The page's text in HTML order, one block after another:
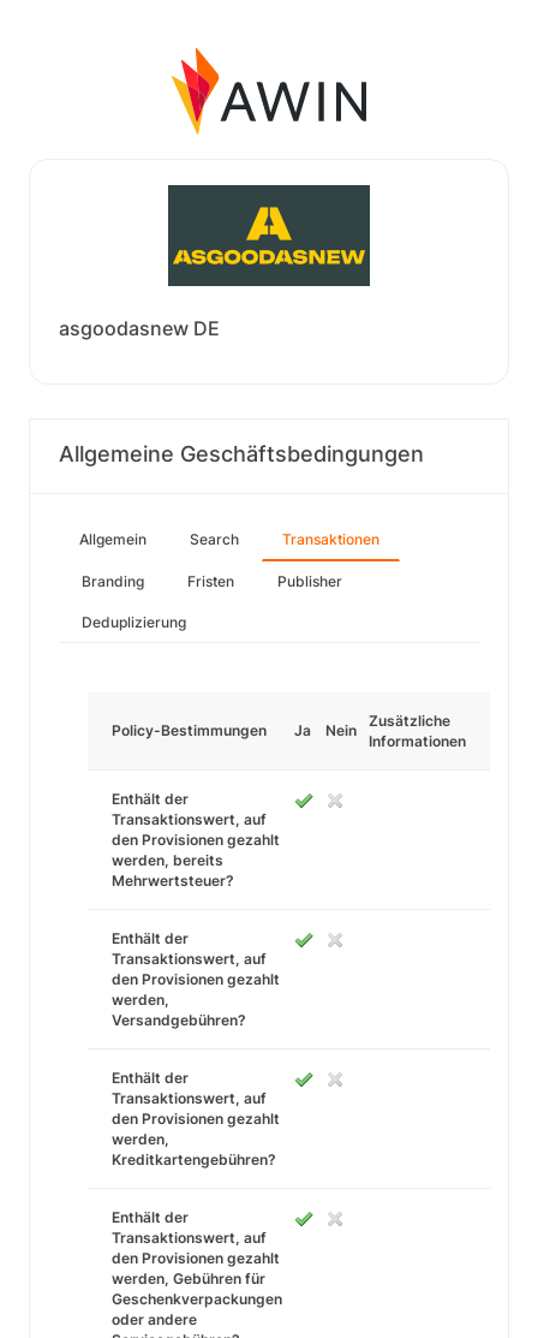
asgoodasnew DE
Allgemeine Geschäftsbedingungen
Allgemein Search Transaktionen
Branding Fristen Publisher
Deduplizierung
Policy-Bestimmungen Ja Nein
Zusätzliche
Informationen
Enthält der
Transaktionswert, auf
den Provisionen gezahlt
werden, bereits
Mehrwertsteuer?
Enthält der
Transaktionswert, auf
den Provisionen gezahlt
werden,
Versandgebühren?
Enthält der
Transaktionswert, auf
den Provisionen gezahlt
werden,
Kreditkartengebühren?
Enthält der
Transaktionswert, auf
den Provisionen gezahlt
werden, Gebühren für
Geschenkverpackungen
oder andere